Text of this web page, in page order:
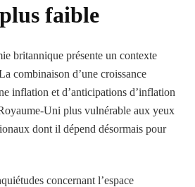
faible
britannique présente un contexte
combinaison d’une croissance
inflation et d’anticipations d’inflation
Uni plus vulnérable aux yeux
dont il dépend désormais pour
concernant l’espace